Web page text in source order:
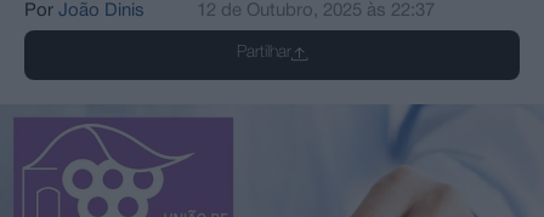
Por João Dinis 12 de Outubro, 2025 às 22:37
Partilhar